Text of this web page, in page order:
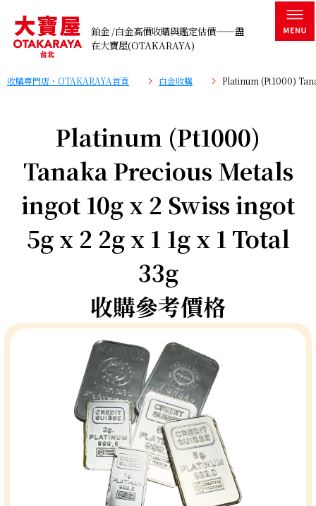
鉑金 /白金高價收購與鑑定估價——盡
在大寶屋(OTAKARAYA)
收購專門店・OTAKARAYA首頁 白金收購 Platinum (Pt1000)
Platinum (Pt1000)
Tanaka Precious Metals
ingot 10g x 2 Swiss ingot
5g x 2 2g x 1 1g x 1 Total
33g
收購參考價格